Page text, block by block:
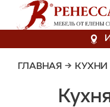
ГЛАВНАЯ → КУХНИ